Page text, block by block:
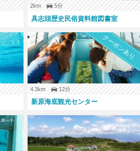
2km 5分
具志頭歴史民俗資料館図書室
クーポンあり
4.3km 12分
新原海底観光センター